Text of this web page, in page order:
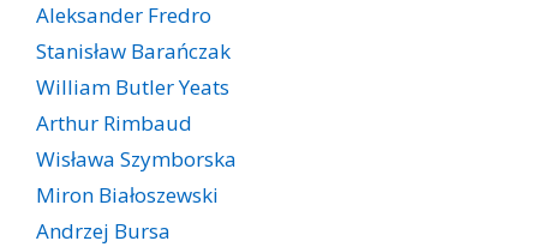
Aleksander Fredro
Stanisław Barańczak
William Butler Yeats
Arthur Rimbaud
Wisława Szymborska
Miron Białoszewski
Andrzej Bursa